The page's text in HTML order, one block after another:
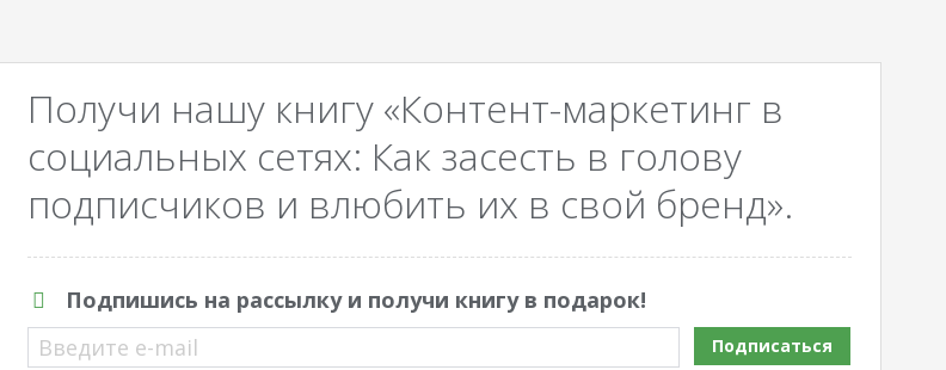
Получи нашу книгу «Контент-маркетинг в
социальных сетях: Как засесть в голову
подписчиков и влюбить их в свой бренд».
Подпишись на рассылку и получи книгу в подарок!
Введите e-mail
Подписаться